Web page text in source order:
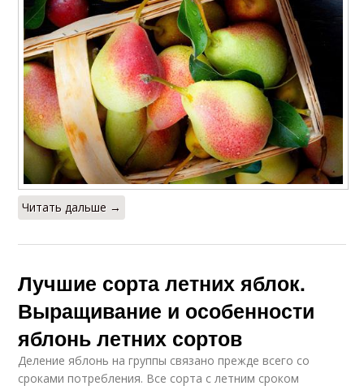
Читать дальше →
Лучшие сорта летних яблок.
Выращивание и особенности
яблонь летних сортов
Деление яблонь на группы связано прежде всего со
сроками потребления. Все сорта с летним сроком